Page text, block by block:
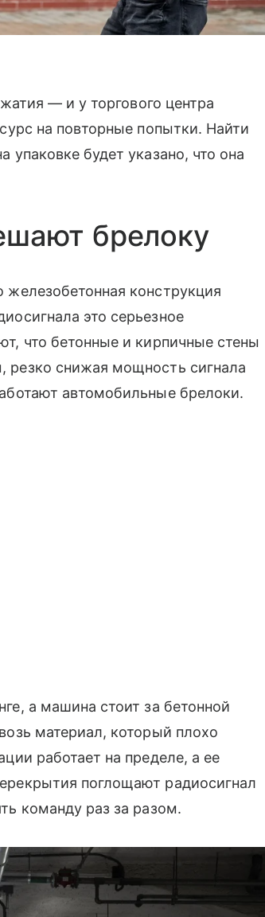
— и у торгового центра
на повторные попытки. Найти
будет указано, что она
брелоку
железобетонная конструкция
это серьезное
что бетонные и кирпичные стены
резко снижая мощность сигнала
автомобильные брелоки.
а машина стоит за бетонной
материал, который плохо
работает на пределе, а ее
поглощают радиосигнал
команду раз за разом.